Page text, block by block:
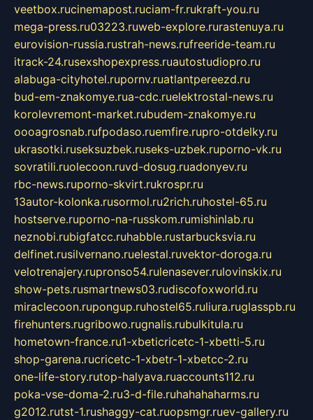
veetbox.rucinemapost.ruciam-fr.rukraft-you.ru
mega-press.ru03223.ruweb-explore.rurastenuya.ru
eurovision-russia.rustrah-news.rufreeride-team.ru
itrack-24.rusexshopexpress.ruautostudiopro.ru
alabuga-cityhotel.rupornv.ruatlantpereezd.ru
bud-em-znakomye.rua-cdc.ruelektrostal-news.ru
korolevremont-market.rubudem-znakomye.ru
oooagrosnab.rufpodaso.ruemfire.rupro-otdelky.ru
ukrasotki.ruseksuzbek.ruseks-uzbek.ruporno-vk.ru
sovratili.ruolecoon.ruvd-dosug.ruadonyev.ru
rbc-news.ruporno-skvirt.rukrospr.ru
13autor-kolonka.rusormol.ru2rich.ruhostel-65.ru
hostserve.ruporno-na-russkom.rumishinlab.ru
neznobi.rubigfatcc.ruhabble.rustarbucksvia.ru
delfinet.rusilvernano.ruelestal.ruvektor-doroga.ru
velotrenajery.rupronso54.rulenasever.rulovinskix.ru
show-pets.rusmartnews03.rudiscofoxworld.ru
miraclecoon.rupongup.ruhostel65.ruliura.ruglasspb.ru
firehunters.rugribowo.rugnalis.rubulkitula.ru
hometown-france.ru1-xbeticricetc-1-xbetti-5.ru
shop-garena.rucricetc-1-xbetr-1-xbetcc-2.ru
one-life-story.rutop-halyava.ruaccounts112.ru
poka-vse-doma-2.ru3-d-file.ruhahahaharms.ru
g2012.rutst-1.rushaggy-cat.ruopsmgr.ruev-gallery.ru